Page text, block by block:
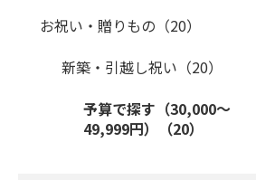
お祝い・贈りもの（20）
新築・引越し祝い（20）
予算で探す（30,000～
49,999円）（20）